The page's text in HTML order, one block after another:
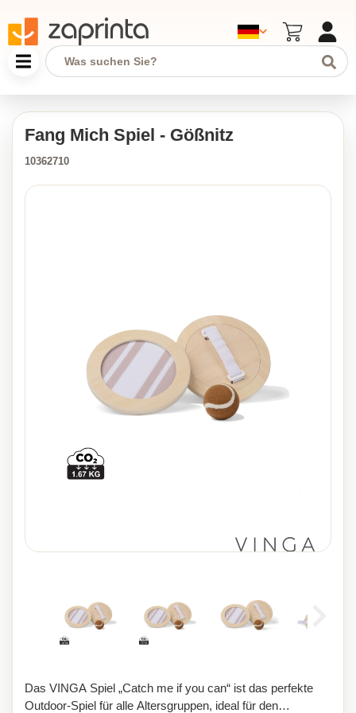
Fang Mich Spiel - Gößnitz
10362710
Das VINGA Spiel „Catch me if you can“ ist das perfekte
Outdoor-Spiel für alle Altersgruppen, ideal für den